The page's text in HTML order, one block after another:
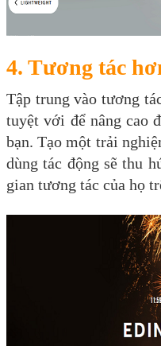
4. Tương tác
Tập trung vào tương
tuyệt với để nâng cao
bạn. Tạo một trải
dùng tác động sẽ thu
gian tương tác của họ